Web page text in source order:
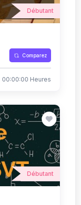
Débutant
Comparez
00:00:00 Heures
Débutant